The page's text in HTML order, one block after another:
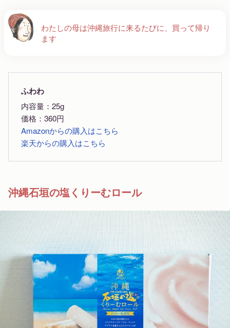
わたしの母は沖縄旅行に来るたびに、買って帰り
ます
ふわわ
内容量：25g
価格：360円
Amazonからの購入はこちら
楽天からの購入はこちら
沖縄石垣の塩くりーむロール